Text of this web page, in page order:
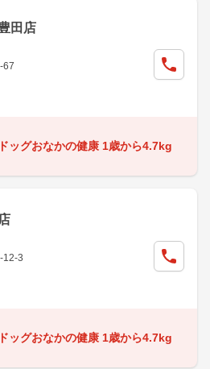
田店
67
ッグおなかの健康 1歳から4.7kg
12-3
ッグおなかの健康 1歳から4.7kg